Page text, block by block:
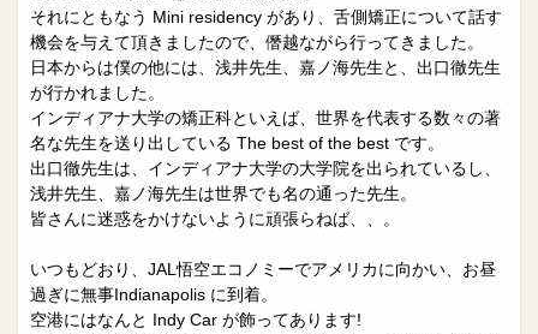
皆さんの声 求人
院長日誌
スタッフブログ サイトマップ
0263-54-6622
MAILはこちら
それにともなう Mini residency があり、舌側矯正について話す
機会を与えて頂きましたので、僭越ながら行ってきました。
日本からは僕の他には、浅井先生、嘉ノ海先生と、出口徹先生
が行かれました。
インディアナ大学の矯正科といえば、世界を代表する数々の著
名な先生を送り出している The best of the best です。
出口徹先生は、インディアナ大学の大学院を出られているし、
浅井先生、嘉ノ海先生は世界でも名の通った先生。
皆さんに迷惑をかけないように頑張らねば、、。
いつもどおり、JAL悟空エコノミーでアメリカに向かい、お昼
過ぎに無事Indianapolis に到着。
空港にはなんと Indy Car が飾ってあります!